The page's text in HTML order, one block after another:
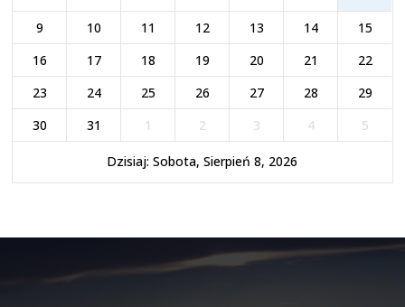
9
10 11 12 13 14
15
16
17 18 19 20 21
22
23
24 25 26 27 28
29
30
31 1 2 3 4 5
Dzisiaj: Sobota, Sierpień 8, 2026